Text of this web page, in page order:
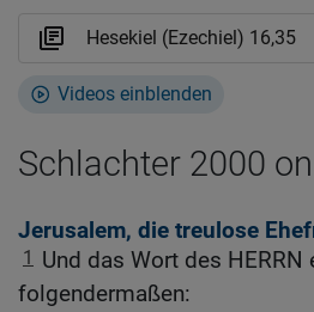
Videos einblenden
Schlachter 2000
Jerusalem, die treulose
1
Und das Wort des
folgendermaßen: